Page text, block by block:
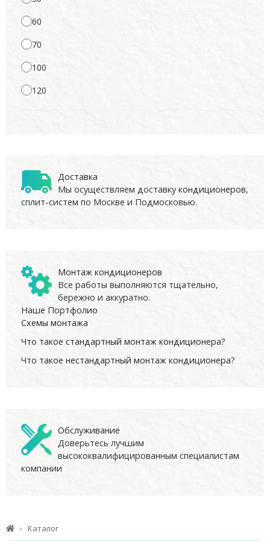
60
70
100
120
Доставка
Мы осуществляем доставку кондиционеров,
сплит-систем по Москве и Подмосковью.
Монтаж кондиционеров
Все работы выполняются тщательно,
бережно и аккуратно.
Наше Портфолио
Схемы монтажа
Что такое стандартный монтаж кондиционера?
Что такое нестандартный монтаж кондиционера?
Обслуживание
Доверьтесь лучшим
высококвалифицированным специалистам
компании
Каталог